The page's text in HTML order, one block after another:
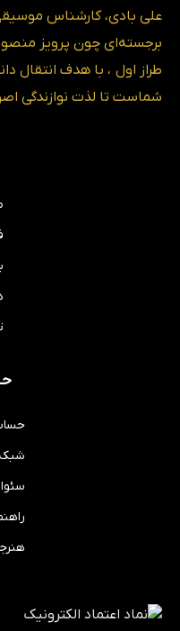
علی بادی، کارشناس موسیقی
برجسته‌ای چون پرویز
طراز اول ، با هدف انتقال
شماست تا لذت نوازندگی